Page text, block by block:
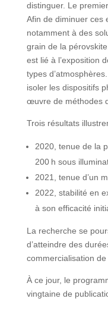
distinguer. Le
Afin de diminuer ces
notamment à des
grain de la
est lié à l’exposition
types
isoler les dispositifs
œuvre de méthodes
Trois résultats
2020, tenue de la
200 h sous
2021, tenue d’un
2022, stabilité en
à son efficacité
La recherche se
d’atteindre des
commercialisation de
À ce jour, le
vingtaine de